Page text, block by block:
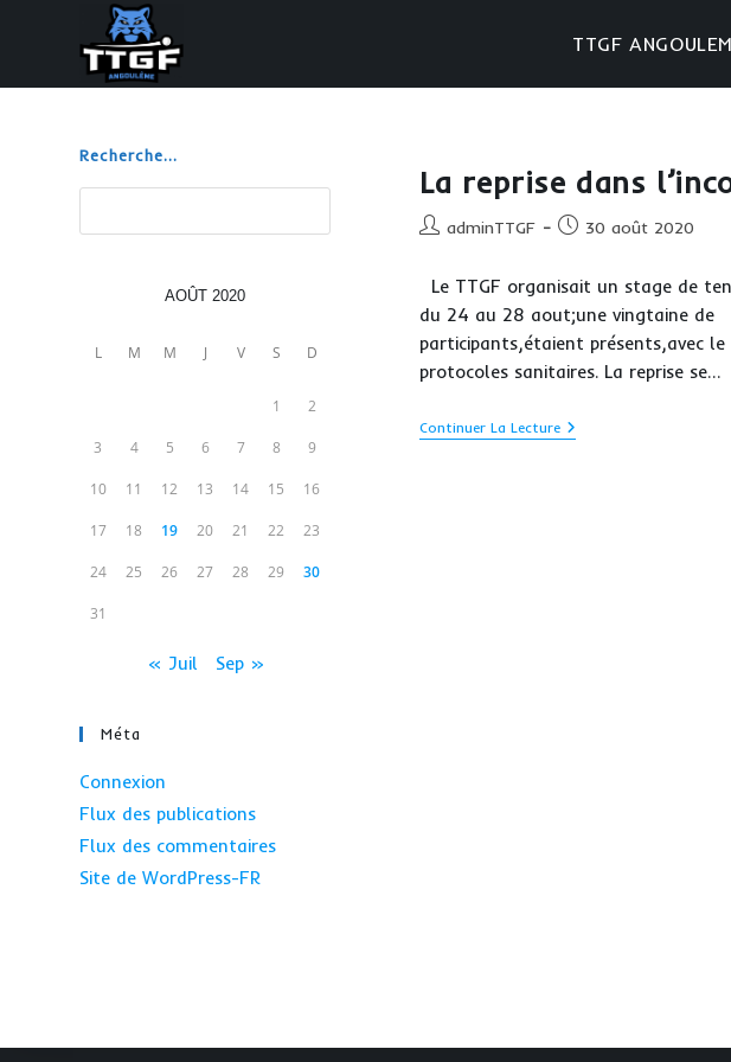
TTGF
La reprise dans
Auteur/autrice
la
publication :
adminTTGF
Publication
30 août 2020
Le TTGF organisait un stage de
du 24 au 28 aout;une vingtaine de
participants,étaient présents,avec le
protocoles sanitaires. La reprise se…
Continuer La LectureLa
Reprise
Recherche...
AOÛT 2020
L M M J V S D
1 2
3 4 5 6 7 8 9
10 11 12 13 14 15 16
17 18 19 20 21 22 23
24 25 26 27 28 29 30
31
« Juil Sep »
Méta
Connexion
Flux des publications
Flux des commentaires
Site de WordPress-FR